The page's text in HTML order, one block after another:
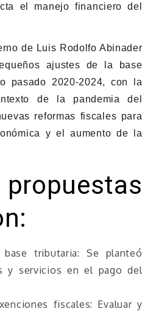
el manejo financiero del
de Luis Rodolfo Abinader
ajustes de la base
pasado 2020-2024, con la
de la pandemia del
reformas fiscales para
y el aumento de la
tributaria: Se planteó
y servicios en el pago del
fiscales: Evaluar y